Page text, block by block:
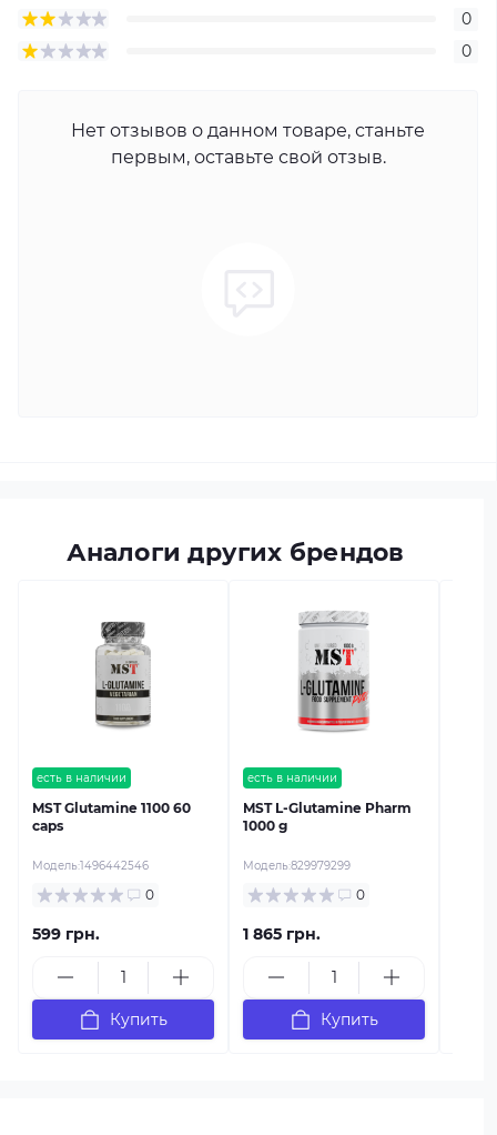
0
0
Нет отзывов о данном товаре, станьте
первым, оставьте свой отзыв.
Аналоги других брендов
есть в наличии
MST Glutamine 1100 60
caps
Модель:1496442546
0
599 грн.
Купить
есть в наличии
MST L-Glutamine Pharm
1000 g
Модель:829979299
0
1 865 грн.
Купить